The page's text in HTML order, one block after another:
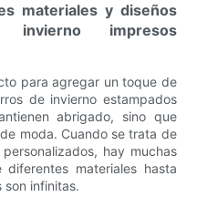
materiales y diseños
impresos
para agregar un toque de
de invierno estampados
abrigado, sino que
moda. Cuando se trata de
hay muchas
materiales hasta
son infinitas.